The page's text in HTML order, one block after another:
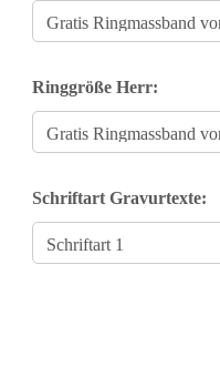
Ringgröße Herr:
Schriftart Gravurtexte: